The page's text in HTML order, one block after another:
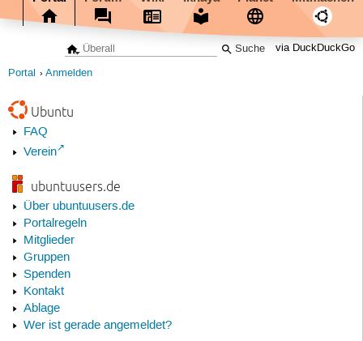
via DuckDuckGo
Portal Anmelden
Ubuntu
FAQ
Verein
ubuntuusers.de
Über ubuntuusers.de
Portalregeln
Mitglieder
Gruppen
Spenden
Kontakt
Ablage
Wer ist gerade angemeldet?